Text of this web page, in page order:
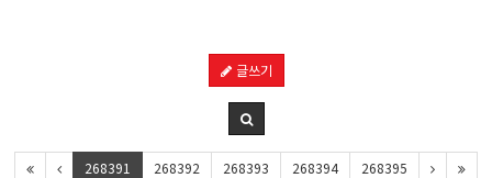
글쓰기
268391 268392 268393 268394 268395